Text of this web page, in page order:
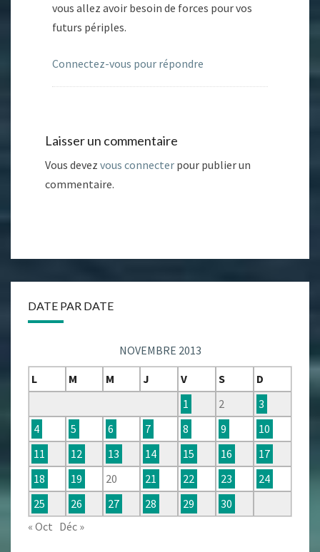
vous allez avoir besoin de forces pour vos
futurs périples.
Connectez-vous pour répondre
Laisser un commentaire
Vous devez vous connecter pour publier un
commentaire.
DATE PAR DATE
NOVEMBRE 2013
L
M M J V S
D
1
2
3
4
5 6 7 8 9
10
11
12 13 14 15 16
17
18
19 20 21 22 23
24
25
26 27 28 29
30
« Oct Déc »